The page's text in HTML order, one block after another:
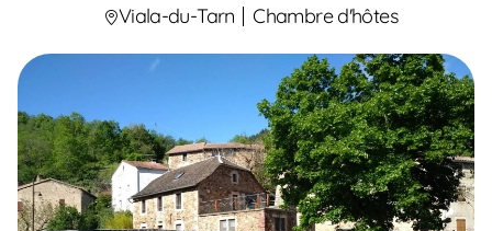
Viala-du-Tarn Chambre d'hôtes